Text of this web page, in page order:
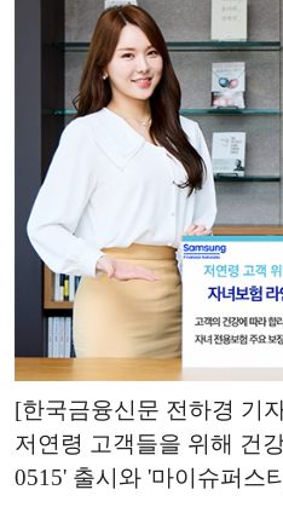
[한국금융신문 전하경 기
저연령 고객들을 위해 건
0515' 출시와 '마이슈퍼스